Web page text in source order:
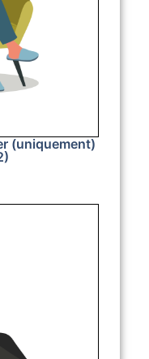
(uniquement)